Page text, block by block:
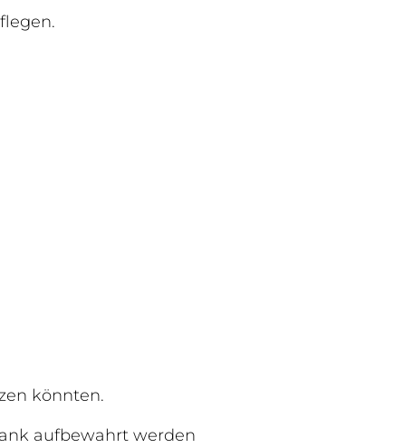
könnten.
aufbewahrt werden